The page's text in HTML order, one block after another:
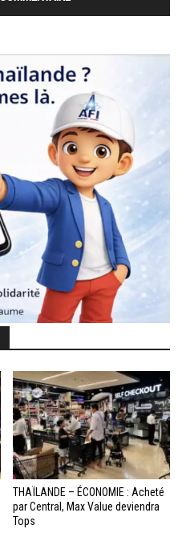
THAÏLANDE – ÉCONOMIE : Acheté
par Central, Max Value deviendra
Tops